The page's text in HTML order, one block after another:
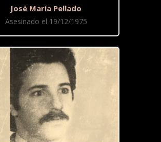
José María Pellado
Asesinado el 19/12/1975